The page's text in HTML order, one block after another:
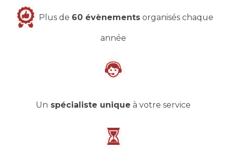
Plus de 60 évènementsorganisés chaque
année
Un spécialiste unique à votre service